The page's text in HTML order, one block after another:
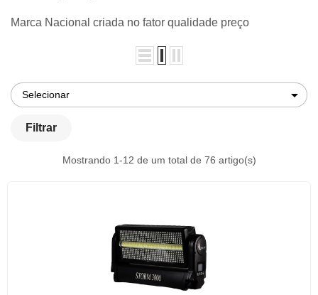
Marca Nacional criada no fator qualidade preço
Selecionar 
Filtrar
Mostrando 1-12 de um total de 76 artigo(s)